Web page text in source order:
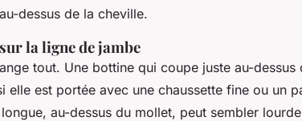
dessus de la cheville.
la ligne de jambe
tout. Une bottine qui coupe juste au-dessus
elle est portée avec une chaussette fine ou un
au-dessus du mollet, peut sembler